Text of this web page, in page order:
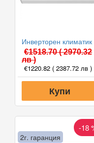
€1518.70( 2970.32
лв )
€1220.82 ( 2387.72 лв )
Купи
2г. гаранция
-18